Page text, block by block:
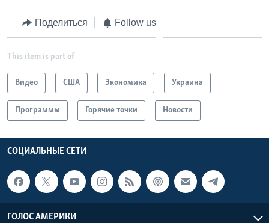
Поделиться Follow us
This item is part of
Видео США Экономика Украина
Программы Горячие точки Новости
СОЦИАЛЬНЫЕ СЕТИ
ГОЛОС АМЕРИКИ